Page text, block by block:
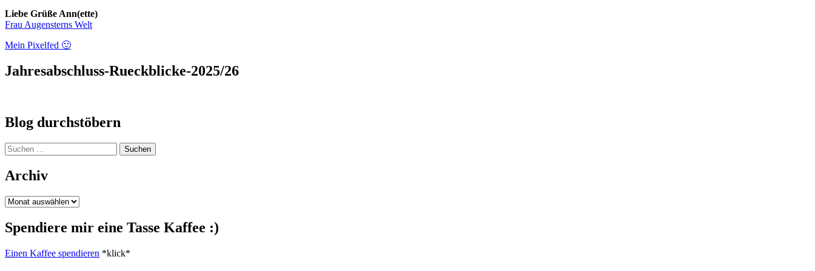
Liebe Grüße Ann(ette)
Frau Augensterns Welt
Mein Pixelfed 🙂
Jahresabschluss-Rueckblicke-2025/26
Blog durchstöbern
Suchen
nach:
Archiv
Archiv
Spendiere mir eine Tasse Kaffee :)
Einen Kaffee spendieren *klick*